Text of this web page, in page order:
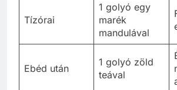
Tízórai
1 golyó egy
marék
mandulával
Ebéd után
1 golyó zöld
teával